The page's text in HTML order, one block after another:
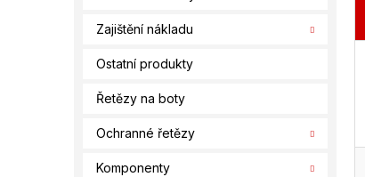
Zajištění nákladu
Ostatní produkty
Řetězy na boty
Ochranné řetězy
Komponenty